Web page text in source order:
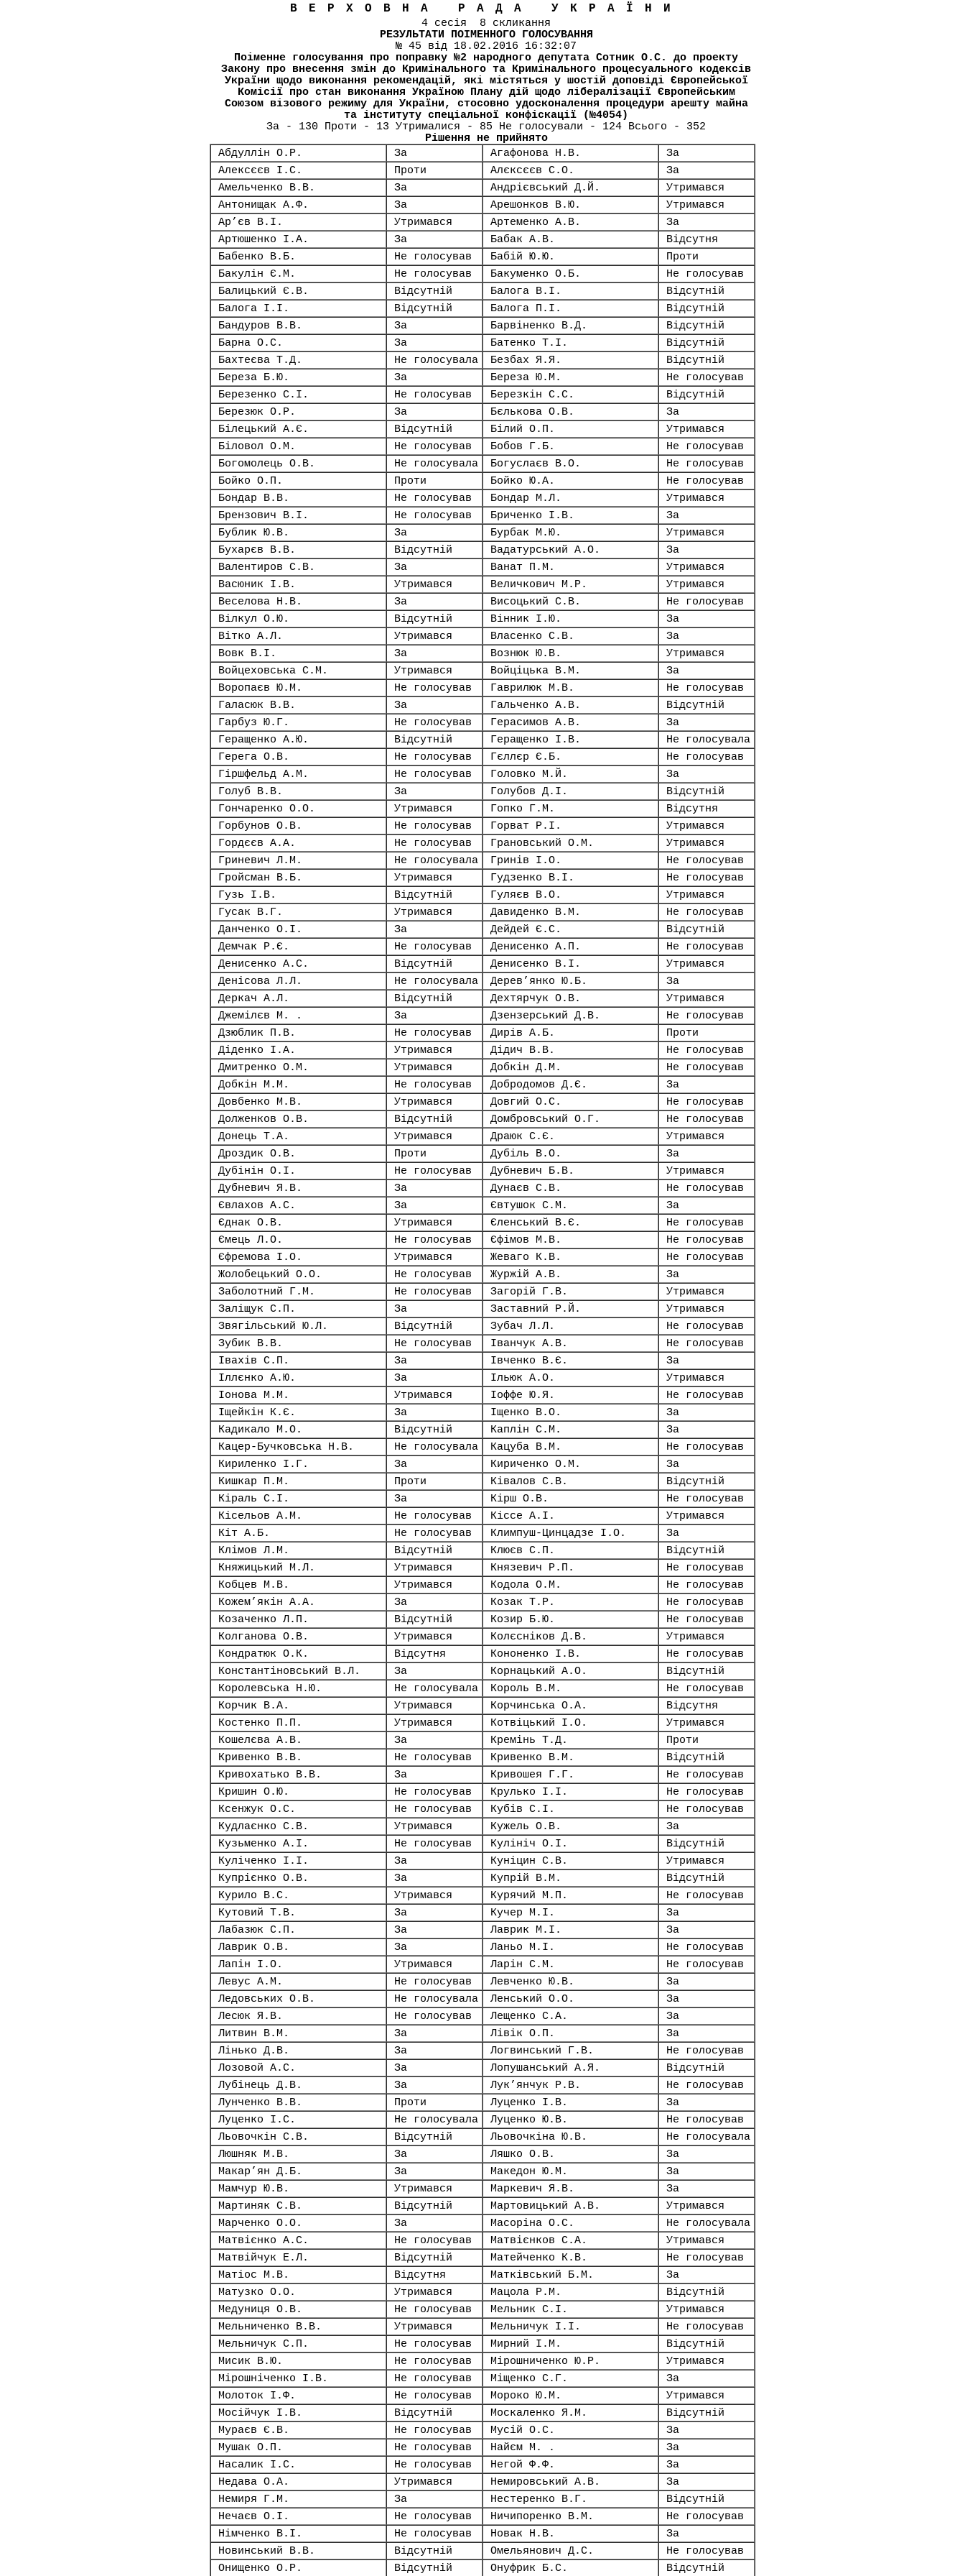
ВЕРХОВНА РАДА УКРАЇНИ
4 сесія 8 скликання
РЕЗУЛЬТАТИ ПОІМЕННОГО ГОЛОСУВАННЯ
№ 45 від 18.02.2016 16:32:07
Поіменне голосування про поправку №2 народного депутата Сотник О.С. до проекту
Закону про внесення змін до Кримінального та Кримінального процесуального кодексів
України щодо виконання рекомендацій, які містяться у шостій доповіді Європейської
Комісії про стан виконання Україною Плану дій щодо лібералізації Європейським
Союзом візового режиму для України, стосовно удосконалення процедури арешту майна
та інституту спеціальної конфіскації (№4054)
За - 130 Проти - 13 Утрималися - 85 Не голосували - 124 Всього - 352
Рішення не прийнято
Абдуллін О.Р.
За Агафонова Н.В.
За
Алексєєв І.С.
Проти Алєксєєв С.О.
За
Амельченко В.В.
За Андрієвський Д.Й.
Утримався
Антонищак А.Ф.
За Арешонков В.Ю.
Утримався
Ар’єв В.І.
Утримався Артеменко А.В.
За
Артюшенко І.А.
За Бабак А.В.
Відсутня
Бабенко В.Б.
Не голосував Бабій Ю.Ю.
Проти
Бакулін Є.М.
Не голосував Бакуменко О.Б.
Не голосував
Балицький Є.В.
Відсутній Балога В.І.
Відсутній
Балога І.І.
Відсутній Балога П.І.
Відсутній
Бандуров В.В.
За Барвіненко В.Д.
Відсутній
Барна О.С.
За Батенко Т.І.
Відсутній
Бахтеєва Т.Д.
Не голосувала Безбах Я.Я.
Відсутній
Береза Б.Ю.
За Береза Ю.М.
Не голосував
Березенко С.І.
Не голосував Березкін С.С.
Відсутній
Березюк О.Р.
За Бєлькова О.В.
За
Білецький А.Є.
Відсутній Білий О.П.
Утримався
Біловол О.М.
Не голосував Бобов Г.Б.
Не голосував
Богомолець О.В.
Не голосувала Богуслаєв В.О.
Не голосував
Бойко О.П.
Проти Бойко Ю.А.
Не голосував
Бондар В.В.
Не голосував Бондар М.Л.
Утримався
Брензович В.І.
Не голосував Бриченко І.В.
За
Бублик Ю.В.
За Бурбак М.Ю.
Утримався
Бухарєв В.В.
Відсутній Вадатурський А.О.
За
Валентиров С.В.
За Ванат П.М.
Утримався
Васюник І.В.
Утримався Величкович М.Р.
Утримався
Веселова Н.В.
За Висоцький С.В.
Не голосував
Вілкул О.Ю.
Відсутній Вінник І.Ю.
За
Вітко А.Л.
Утримався Власенко С.В.
За
Вовк В.І.
За Вознюк Ю.В.
Утримався
Войцеховська С.М.
Утримався Войціцька В.М.
За
Воропаєв Ю.М.
Не голосував Гаврилюк М.В.
Не голосував
Галасюк В.В.
За Гальченко А.В.
Відсутній
Гарбуз Ю.Г.
Не голосував Герасимов А.В.
За
Геращенко А.Ю.
Відсутній Геращенко І.В.
Не голосувала
Герега О.В.
Не голосував Гєллєр Є.Б.
Не голосував
Гіршфельд А.М.
Не голосував Головко М.Й.
За
Голуб В.В.
За Голубов Д.І.
Відсутній
Гончаренко О.О.
Утримався Гопко Г.М.
Відсутня
Горбунов О.В.
Не голосував Горват Р.І.
Утримався
Гордєєв А.А.
Не голосував Грановський О.М.
Утримався
Гриневич Л.М.
Не голосувала Гринів І.О.
Не голосував
Гройсман В.Б.
Утримався Гудзенко В.І.
Не голосував
Гузь І.В.
Відсутній Гуляєв В.О.
Утримався
Гусак В.Г.
Утримався Давиденко В.М.
Не голосував
Данченко О.І.
За Дейдей Є.С.
Відсутній
Демчак Р.Є.
Не голосував Денисенко А.П.
Не голосував
Денисенко А.С.
Відсутній Денисенко В.І.
Утримався
Денісова Л.Л.
Не голосувала Дерев’янко Ю.Б.
За
Деркач А.Л.
Відсутній Дехтярчук О.В.
Утримався
Джемілєв М. .
За Дзензерський Д.В.
Не голосував
Дзюблик П.В.
Не голосував Дирів А.Б.
Проти
Діденко І.А.
Утримався Дідич В.В.
Не голосував
Дмитренко О.М.
Утримався Добкін Д.М.
Не голосував
Добкін М.М.
Не голосував Добродомов Д.Є.
За
Довбенко М.В.
Утримався Довгий О.С.
Не голосував
Долженков О.В.
Відсутній Домбровський О.Г.
Не голосував
Донець Т.А.
Утримався Драюк С.Є.
Утримався
Дроздик О.В.
Проти Дубіль В.О.
За
Дубінін О.І.
Не голосував Дубневич Б.В.
Утримався
Дубневич Я.В.
За Дунаєв С.В.
Не голосував
Євлахов А.С.
За Євтушок С.М.
За
Єднак О.В.
Утримався Єленський В.Є.
Не голосував
Ємець Л.О.
Не голосував Єфімов М.В.
Не голосував
Єфремова І.О.
Утримався Жеваго К.В.
Не голосував
Жолобецький О.О.
Не голосував Журжій А.В.
За
Заболотний Г.М.
Не голосував Загорій Г.В.
Утримався
Заліщук С.П.
За Заставний Р.Й.
Утримався
Звягільський Ю.Л.
Відсутній Зубач Л.Л.
Не голосував
Зубик В.В.
Не голосував Іванчук А.В.
Не голосував
Івахів С.П.
За Івченко В.Є.
За
Іллєнко А.Ю.
За Ільюк А.О.
Утримався
Іонова М.М.
Утримався Іоффе Ю.Я.
Не голосував
Іщейкін К.Є.
За Іщенко В.О.
За
Кадикало М.О.
Відсутній Каплін С.М.
За
Кацер-Бучковська Н.В.
Не голосувала Кацуба В.М.
Не голосував
Кириленко І.Г.
За Кириченко О.М.
За
Кишкар П.М.
Проти Ківалов С.В.
Відсутній
Кіраль С.І.
За Кірш О.В.
Не голосував
Кісельов А.М.
Не голосував Кіссе А.І.
Утримався
Кіт А.Б.
Не голосував Климпуш-Цинцадзе І.О.
За
Клімов Л.М.
Відсутній Клюєв С.П.
Відсутній
Княжицький М.Л.
Утримався Князевич Р.П.
Не голосував
Кобцев М.В.
Утримався Кодола О.М.
Не голосував
Кожем’якін А.А.
За Козак Т.Р.
Не голосував
Козаченко Л.П.
Відсутній Козир Б.Ю.
Не голосував
Колганова О.В.
Утримався Колєсніков Д.В.
Утримався
Кондратюк О.К.
Відсутня Кононенко І.В.
Не голосував
Константіновський В.Л.
За Корнацький А.О.
Відсутній
Королевська Н.Ю.
Не голосувала Король В.М.
Не голосував
Корчик В.А.
Утримався Корчинська О.А.
Відсутня
Костенко П.П.
Утримався Котвіцький І.О.
Утримався
Кошелєва А.В.
За Кремінь Т.Д.
Проти
Кривенко В.В.
Не голосував Кривенко В.М.
Відсутній
Кривохатько В.В.
За Кривошея Г.Г.
Не голосував
Кришин О.Ю.
Не голосував Крулько І.І.
Не голосував
Ксенжук О.С.
Не голосував Кубів С.І.
Не голосував
Кудлаєнко С.В.
Утримався Кужель О.В.
За
Кузьменко А.І.
Не голосував Кулініч О.І.
Відсутній
Куліченко І.І.
За Куніцин С.В.
Утримався
Купрієнко О.В.
За Купрій В.М.
Відсутній
Курило В.С.
Утримався Курячий М.П.
Не голосував
Кутовий Т.В.
За Кучер М.І.
За
Лабазюк С.П.
За Лаврик М.І.
За
Лаврик О.В.
За Ланьо М.І.
Не голосував
Лапін І.О.
Утримався Ларін С.М.
Не голосував
Левус А.М.
Не голосував Левченко Ю.В.
За
Ледовських О.В.
Не голосувала Ленський О.О.
За
Лесюк Я.В.
Не голосував Лещенко С.А.
За
Литвин В.М.
За Лівік О.П.
За
Лінько Д.В.
За Логвинський Г.В.
Не голосував
Лозовой А.С.
За Лопушанський А.Я.
Відсутній
Лубінець Д.В.
За Лук’янчук Р.В.
Не голосував
Лунченко В.В.
Проти Луценко І.В.
За
Луценко І.С.
Не голосувала Луценко Ю.В.
Не голосував
Льовочкін С.В.
Відсутній Льовочкіна Ю.В.
Не голосувала
Люшняк М.В.
За Ляшко О.В.
За
Макар’ян Д.Б.
За Македон Ю.М.
За
Мамчур Ю.В.
Утримався Маркевич Я.В.
За
Мартиняк С.В.
Відсутній Мартовицький А.В.
Утримався
Марченко О.О.
За Масоріна О.С.
Не голосувала
Матвієнко А.С.
Не голосував Матвієнков С.А.
Утримався
Матвійчук Е.Л.
Відсутній Матейченко К.В.
Не голосував
Матіос М.В.
Відсутня Матківський Б.М.
За
Матузко О.О.
Утримався Мацола Р.М.
Відсутній
Медуниця О.В.
Не голосував Мельник С.І.
Утримався
Мельниченко В.В.
Утримався Мельничук І.І.
Не голосував
Мельничук С.П.
Не голосував Мирний І.М.
Відсутній
Мисик В.Ю.
Не голосував Мірошниченко Ю.Р.
Утримався
Мірошніченко І.В.
Не голосував Міщенко С.Г.
За
Молоток І.Ф.
Не голосував Мороко Ю.М.
Утримався
Мосійчук І.В.
Відсутній Москаленко Я.М.
Відсутній
Мураєв Є.В.
Не голосував Мусій О.С.
За
Мушак О.П.
Не голосував Найєм М. .
За
Насалик І.С.
Не голосував Негой Ф.Ф.
За
Недава О.А.
Утримався Немировський А.В.
За
Немиря Г.М.
За Нестеренко В.Г.
Відсутній
Нечаєв О.І.
Не голосував Ничипоренко В.М.
Не голосував
Німченко В.І.
Не голосував Новак Н.В.
За
Новинський В.В.
Відсутній Омельянович Д.С.
Не голосував
Онищенко О.Р.
Відсутній Онуфрик Б.С. Відсутній